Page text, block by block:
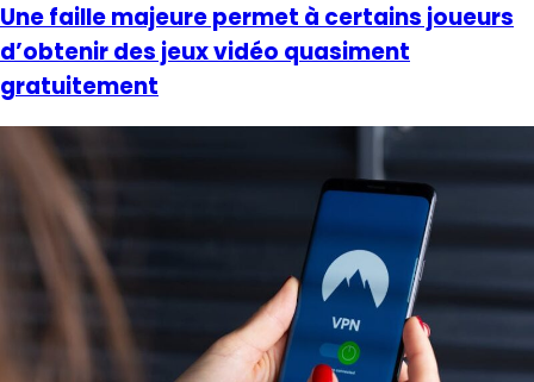
Une faille majeure permet à certains joueurs
d’obtenir des jeux vidéo quasiment
gratuitement